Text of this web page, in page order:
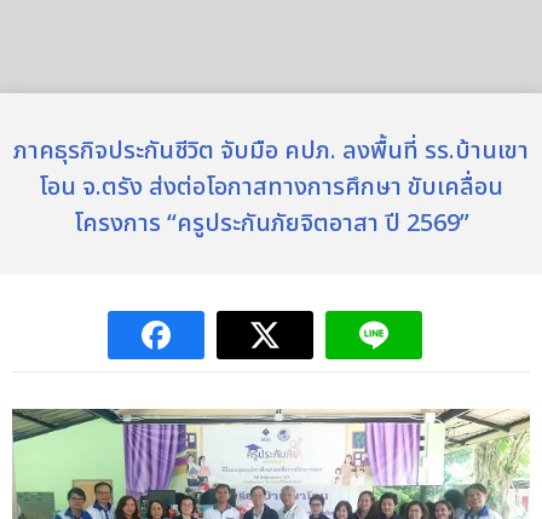
ภาคธุรกิจประกันชีวิต จับมือ คปภ. ลงพื้นที่ รร.บ้านเขา
โอน จ.ตรัง ส่งต่อโอกาสทางการศึกษา ขับเคลื่อน
โครงการ “ครูประกันภัยจิตอาสา ปี 2569”